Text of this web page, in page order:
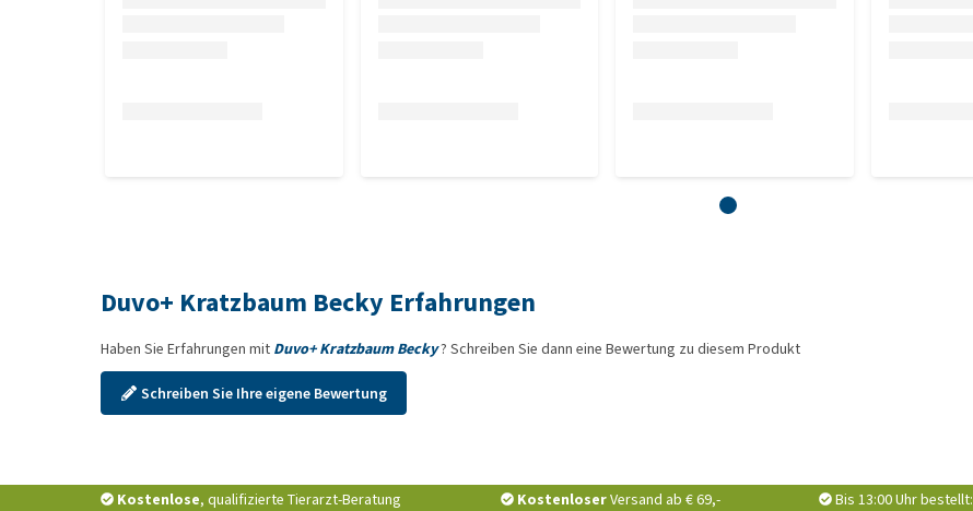
Duvo+ Kratzbaum Becky Erfahrungen
Haben Sie Erfahrungen mit Duvo+ Kratzbaum Becky? Schreiben Sie dann eine Bewertung zu diesem Produkt
Schreiben Sie Ihre eigene Bewertung
Kostenlose, qualifizierte Tierarzt-Beratung KostenloserVersand ab € 69,- Bis 13:00 Uhr bestellt: